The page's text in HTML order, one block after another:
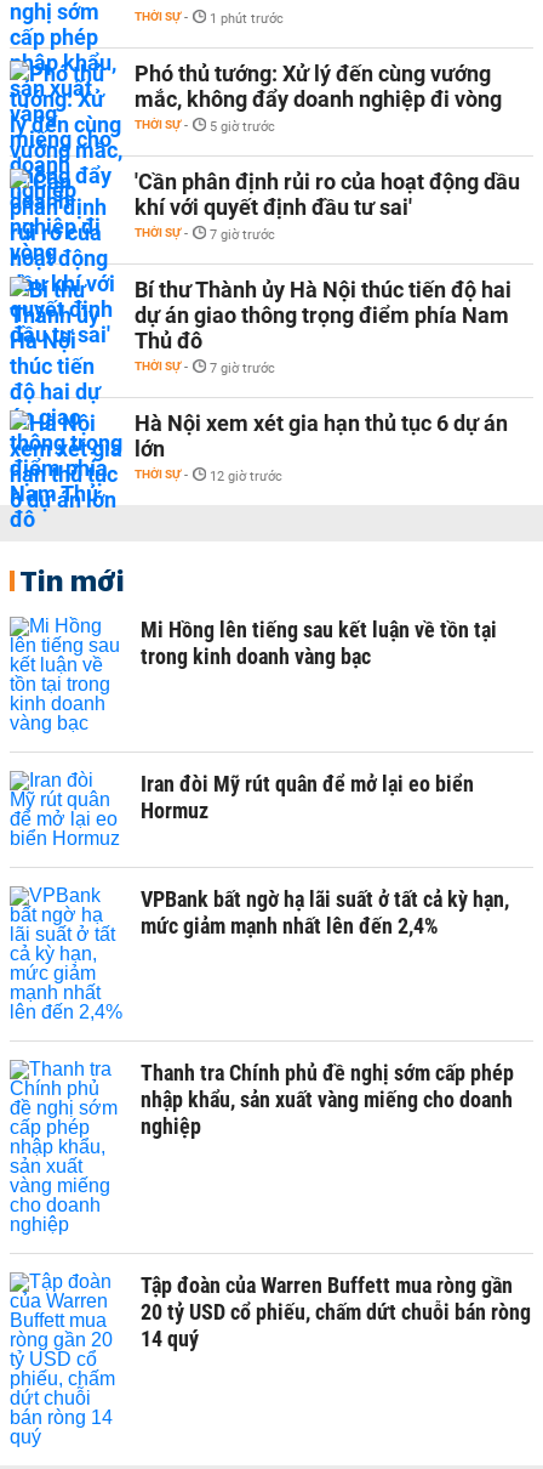
THỜI SỰ - 1 phút trước
Phó thủ tướng: Xử lý đến cùng vướng
mắc, không đẩy doanh nghiệp đi vòng
THỜI SỰ - 5 giờ trước
'Cần phân định rủi ro của hoạt động dầu
khí với quyết định đầu tư sai'
THỜI SỰ - 7 giờ trước
Bí thư Thành ủy Hà Nội thúc tiến độ hai
dự án giao thông trọng điểm phía Nam
Thủ đô
THỜI SỰ - 7 giờ trước
Hà Nội xem xét gia hạn thủ tục 6 dự án
lớn
THỜI SỰ - 12 giờ trước
Tin mới
Mi Hồng lên tiếng sau kết luận về tồn tại
trong kinh doanh vàng bạc
Iran đòi Mỹ rút quân để mở lại eo biển
Hormuz
VPBank bất ngờ hạ lãi suất ở tất cả kỳ hạn,
mức giảm mạnh nhất lên đến 2,4%
Thanh tra Chính phủ đề nghị sớm cấp phép
nhập khẩu, sản xuất vàng miếng cho doanh
nghiệp
Tập đoàn của Warren Buffett mua ròng gần
20 tỷ USD cổ phiếu, chấm dứt chuỗi bán ròng
14 quý